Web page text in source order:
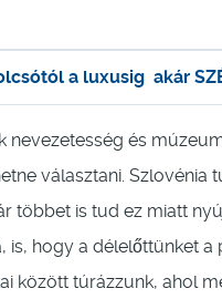
a luxusig akár
és
választani. Szlovénia
többet is tud ez miatt
hogy a délelőttünket a
között túrázzunk, ahol